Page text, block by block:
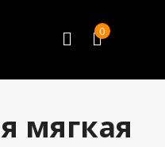
0
мягкая